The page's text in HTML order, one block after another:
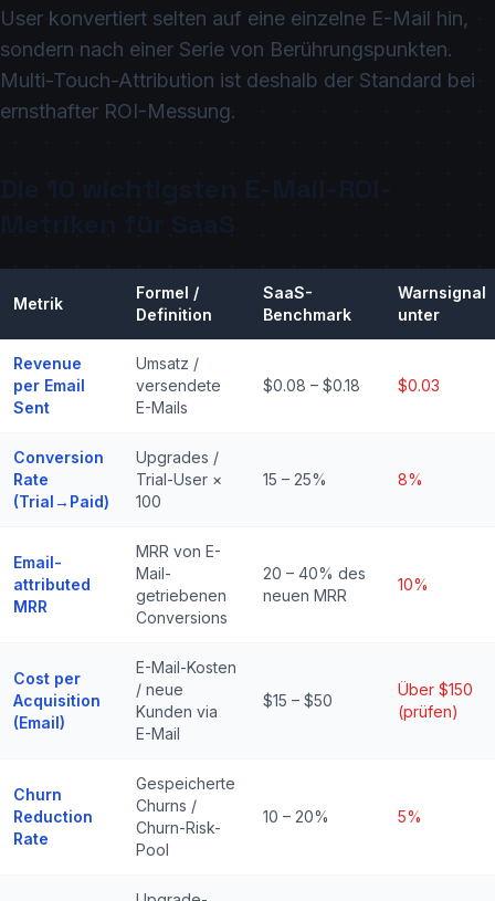
User konvertiert selten auf eine einzelne E-Mail hin,
sondern nach einer Serie von Berührungspunkten.
Multi-Touch-Attribution ist deshalb der Standard bei
ernsthafter ROI-Messung.
Metrik
Formel /
Definition
SaaS-
Benchmark
Warnsignal
unter
Revenue
per Email
Sent
Umsatz /
versendete
E-Mails
$0.08 – $0.18 $0.03
Conversion
Rate
(Trial→Paid)
Upgrades /
Trial-User ×
100
15 – 25% 8%
Email-
attributed
MRR
MRR von E-
Mail-
getriebenen
Conversions
20 – 40% des
neuen MRR
10%
Cost per
Acquisition
(Email)
E-Mail-Kosten
/ neue
Kunden via
E-Mail
$15 – $50
Über $150
(prüfen)
Churn
Reduction
Rate
Gespeicherte
Churns /
Churn-Risk-
Pool
10 – 20% 5%